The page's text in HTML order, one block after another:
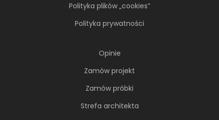
Polityka plików „cookies”
Polityka prywatności
Opinie
Zamów projekt
Zamów próbki
Strefa architekta